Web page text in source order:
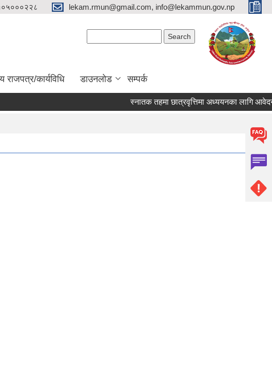
lekam.rmun@gmail.com, info@lekammun.gov.np
राजपत्र/कार्यविधि डाउनलोड सम्पर्क
स्नातक तहमा छात्रवृत्तिमा अध्ययनका लागि आवेदन